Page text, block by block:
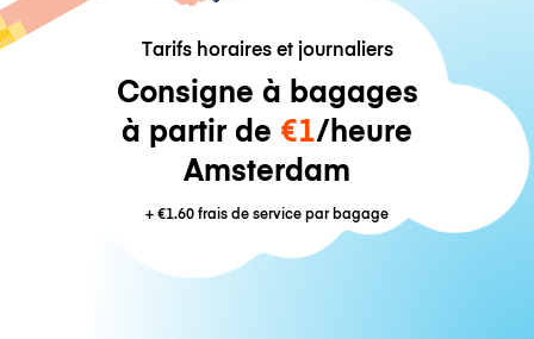
Tarifs horaires et journaliers
Consigne à bagages
à partir de €1/heure
Amsterdam
+€1.60frais de service par bagage